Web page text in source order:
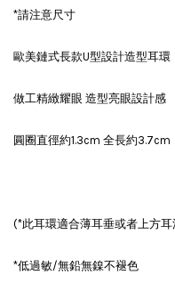
*請注意尺寸
歐美鏈式長款U型設計造型耳環
做工精緻耀眼 造型亮眼設計感
圓圈直徑約1.3cm 全長約3.7cm
(*此耳環適合薄耳垂或者上方
*低過敏/無鉛無鎳不褪色